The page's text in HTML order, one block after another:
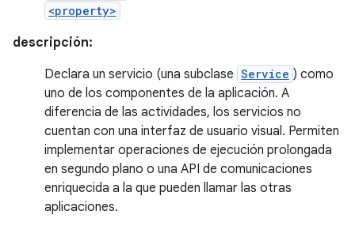
<property>
descripción:
Declara un servicio (una subclase Service ) como
uno de los componentes de la aplicación. A
diferencia de las actividades, los servicios no
cuentan con una interfaz de usuario visual. Permiten
implementar operaciones de ejecución prolongada
en segundo plano o una API de comunicaciones
enriquecida a la que pueden llamar las otras
aplicaciones.